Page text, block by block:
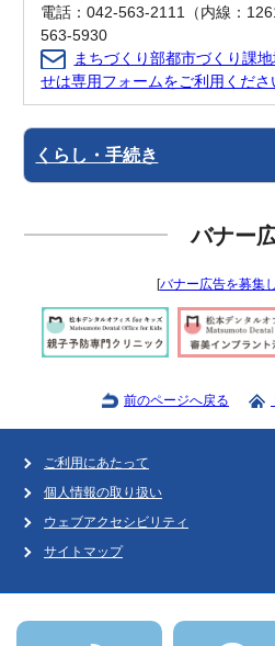
電話：042-563-2111（内線：
563-5930
まちづくり部都市づくり課
せは専用フォームをご利用くださ
くらし・手続き
バナー
[バナー広告を募集
前のページへ戻る
ご利用にあたって
個人情報の取り扱い
ウェブアクセシビリティ
サイトマップ